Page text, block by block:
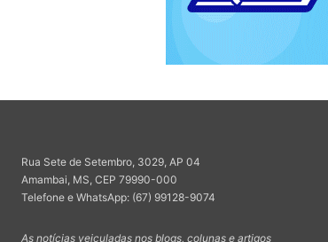
Rua Sete de Setembro, 3029, AP 04
Amambai, MS, CEP 79990-000
Telefone e WhatsApp: (67) 99128-9074
As notícias veiculadas nos blogs, colunas e artigos